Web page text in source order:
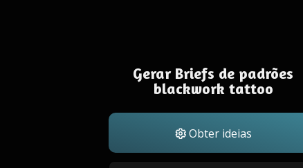
Gerar Briefs de padrões
blackwork tattoo
Obter ideias